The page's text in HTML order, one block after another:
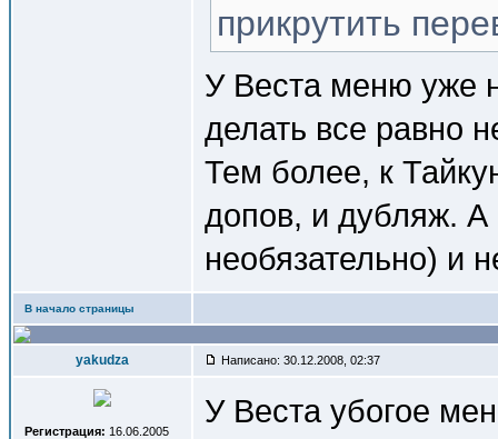
прикрутить
У Веста меню уже
делать все равно
Тем более, к
допов, и дубляж. А
необязательно) и
В начало страницы
yakudza Написано: 30.12.2008, 02:37
Регистрация: 16.06.2005
У Веста убогое